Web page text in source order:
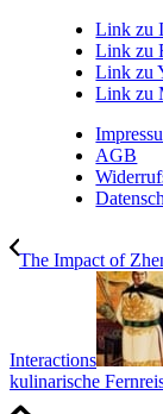
Link zu
Link zu
Link zu
Link zu
AGB
The Impact of
Interactions
kulinarische